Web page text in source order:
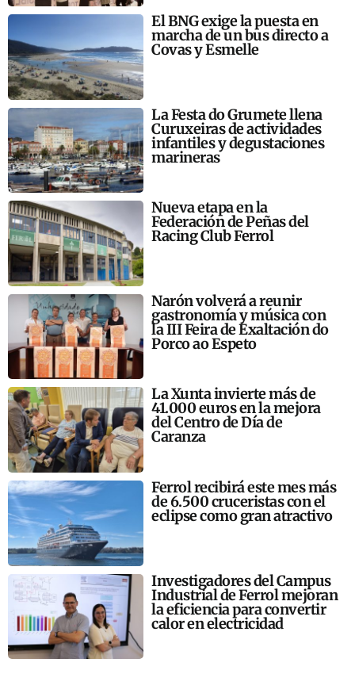
El BNG exige la puesta en
marcha de un bus directo a
Covas y Esmelle
La Festa do Grumete llena
Curuxeiras de actividades
infantiles y degustaciones
marineras
Nueva etapa en la
Federación de Peñas del
Racing Club Ferrol
Narón volverá a reunir
gastronomía y música con
la III Feira de Exaltación do
Porco ao Espeto
La Xunta invierte más de
41.000 euros en la mejora
del Centro de Día de
Caranza
Ferrol recibirá este mes más
de 6.500 cruceristas con el
eclipse como gran atractivo
Investigadores del Campus
Industrial de Ferrol mejoran
la eficiencia para convertir
calor en electricidad